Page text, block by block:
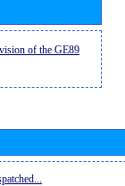
of the GE89